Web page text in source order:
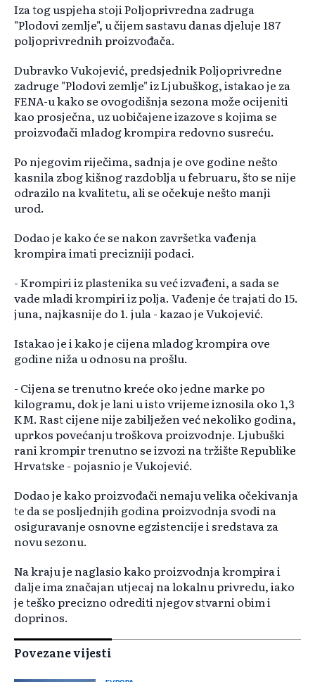
Iza tog uspjeha stoji Poljoprivredna zadruga
"Plodovi zemlje", u čijem sastavu danas djeluje 187
poljoprivrednih proizvođača.
Dubravko Vukojević, predsjednik Poljoprivredne
zadruge "Plodovi zemlje" iz Ljubuškog, istakao je za
FENA-u kako se ovogodišnja sezona može ocijeniti
kao prosječna, uz uobičajene izazove s kojima se
proizvođači mladog krompira redovno susreću.
Po njegovim riječima, sadnja je ove godine nešto
kasnila zbog kišnog razdoblja u februaru, što se nije
odrazilo na kvalitetu, ali se očekuje nešto manji
urod.
Dodao je kako će se nakon završetka vađenja
krompira imati precizniji podaci.
- Krompiri iz plastenika su već izvađeni, a sada se
vade mladi krompiri iz polja. Vađenje će trajati do 15.
juna, najkasnije do 1. jula - kazao je Vukojević.
Istakao je i kako je cijena mladog krompira ove
godine niža u odnosu na prošlu.
- Cijena se trenutno kreće oko jedne marke po
kilogramu, dok je lani u isto vrijeme iznosila oko 1,3
KM. Rast cijene nije zabilježen već nekoliko godina,
uprkos povećanju troškova proizvodnje. Ljubuški
rani krompir trenutno se izvozi na tržište Republike
Hrvatske - pojasnio je Vukojević.
Dodao je kako proizvođači nemaju velika očekivanja
te da se posljednjih godina proizvodnja svodi na
osiguravanje osnovne egzistencije i sredstava za
novu sezonu.
Na kraju je naglasio kako proizvodnja krompira i
dalje ima značajan utjecaj na lokalnu privredu, iako
je teško precizno odrediti njegov stvarni obim i
doprinos.
Povezane vijesti